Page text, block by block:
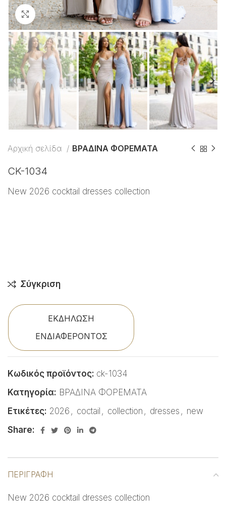
Click to enlarge
Αρχική σελίδα ΒΡΑΔΙΝΑ ΦΟΡΕΜΑΤΑ
CK-1034
New 2026 cocktail dresses collection
Σύγκριση
ΕΚΔΗΛΩΣΗ
ΕΝΔΙΑΦΕΡΟΝΤΟΣ
Κωδικός προϊόντος: ck-1034
Κατηγορία: ΒΡΑΔΙΝΑ ΦΟΡΕΜΑΤΑ
Ετικέτες: 2026 , coctail , collection , dresses , new
Share:
ΠΕΡΙΓΡΑΦΉ
New 2026 cocktail dresses collection